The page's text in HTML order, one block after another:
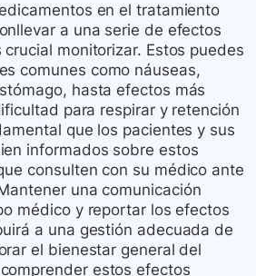
en el tratamiento
a una serie de efectos
monitorizar. Estos puedes
comunes como náuseas,
hasta efectos más
para respirar y retención
que los pacientes y sus
informados sobre estos
consulten con su médico ante
una comunicación
médico y reportar los efectos
a una gestión adecuada de
el bienestar general del
estos efectos